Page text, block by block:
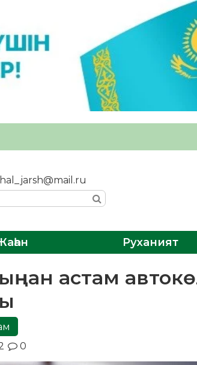
Руханият
астам
0